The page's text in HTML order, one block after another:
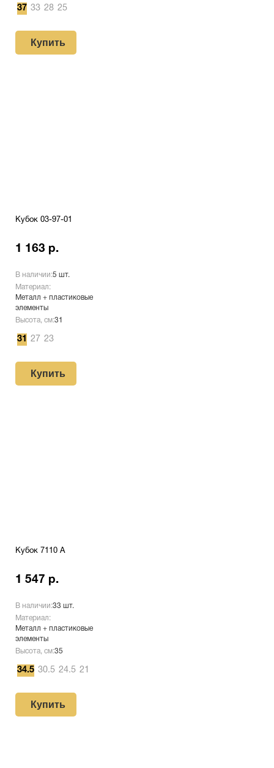
37 33 28 25
Купить
Кубок 03-97-01
1 163 р.
В наличии:5 шт.
Материал:
Металл + пластиковые
элементы
Высота, см:31
31 27 23
Купить
Кубок 7110 A
1 547 р.
В наличии:33 шт.
Материал:
Металл + пластиковые
элементы
Высота, см:35
34.5 30.5 24.5 21
Купить